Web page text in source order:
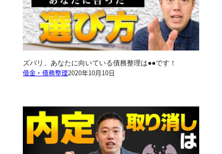
ズバリ、あなたに向いている債務整理は●●です！
借金・債務整理2020年10月10日